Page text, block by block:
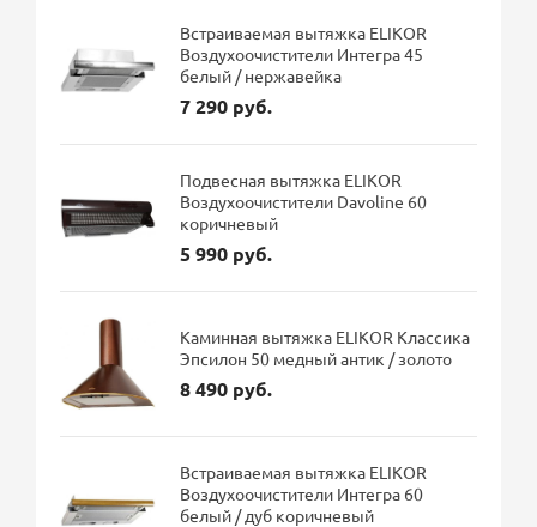
Встраиваемая вытяжка ELIKOR
Воздухоочистители Интегра 45
белый / нержавейка
7 290 руб.
Подвесная вытяжка ELIKOR
Воздухоочистители Davoline 60
коричневый
5 990 руб.
Каминная вытяжка ELIKOR Классика
Эпсилон 50 медный антик / золото
8 490 руб.
Встраиваемая вытяжка ELIKOR
Воздухоочистители Интегра 60
белый / дуб коричневый